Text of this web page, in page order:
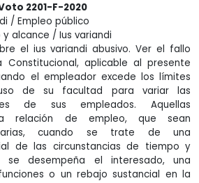
2201-F-2020
/ Empleo público
alcance / Ius variandi
el ius variandi abusivo. Ver el fallo
Constitucional, aplicable al presente
el empleador excede los límites
de su facultad para variar las
de sus empleados. Aquellas
relación de empleo, que sean
cuando se trate de una
de las circunstancias de tiempo y
desempeña el interesado, una
o un rebajo sustancial en la